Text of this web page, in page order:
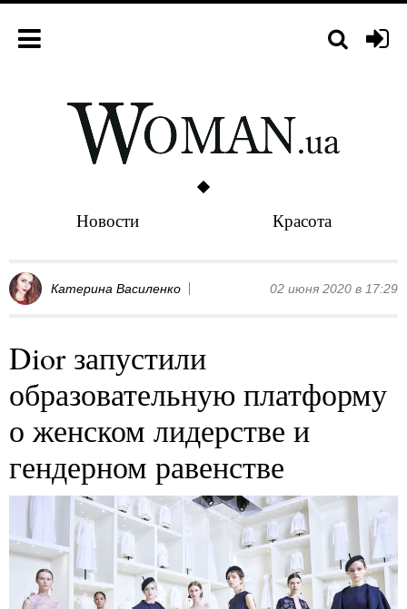
Новости Красота
Катерина Василенко 02 июня 2020 в 17:29
Dior запустили
образовательную платформу
о женском лидерстве и
гендерном равенстве